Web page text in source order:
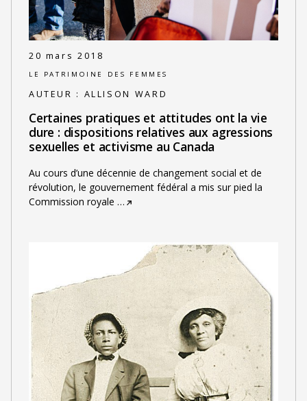
20 mars 2018
LE PATRIMOINE DES FEMMES
AUTEUR : ALLISON WARD
Certaines pratiques et attitudes ont la vie
dure : dispositions relatives aux agressions
sexuelles et activisme au Canada
Au cours d’une décennie de changement social et de
révolution, le gouvernement fédéral a mis sur pied la
Commission royale …